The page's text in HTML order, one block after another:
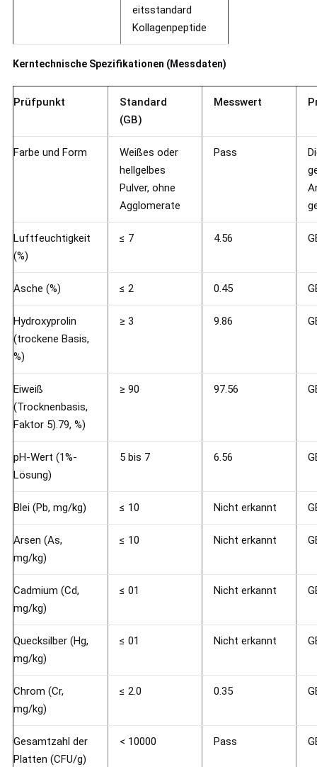
eitsstandard
Kollagenpeptide
Kerntechnische Spezifikationen (Messdaten)
Prüfpunkt
Standard
(GB)
Messwert
Farbe und Form
Weißes oder
hellgelbes
Pulver, ohne
Agglomerate
Pass
Luftfeuchtigkeit
(%)
≤ 7 4.56
Asche (%) ≤ 2 0.45
Hydroxyprolin
(trockene Basis,
%)
≥ 3 9.86
Eiweiß
(Trocknenbasis,
Faktor 5).79, %)
≥ 90 97.56
pH-Wert (1%-
Lösung)
5 bis 7 6.56
Blei (Pb, mg/kg) ≤ 10 Nicht erkannt
Arsen (As,
mg/kg)
≤ 10 Nicht erkannt
Cadmium (Cd,
mg/kg)
≤ 01 Nicht erkannt
Quecksilber (Hg,
mg/kg)
≤ 01 Nicht erkannt
Chrom (Cr,
mg/kg)
≤ 2.0 0.35
Gesamtzahl der
Platten (CFU/g)
< 10000 Pass